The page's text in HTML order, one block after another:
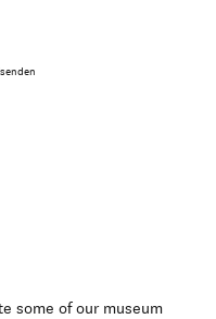
some of our museum